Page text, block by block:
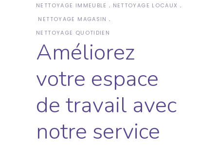
NETTOYAGE IMMEUBLE
NETTOYAGE LOCAUX
NETTOYAGE MAGASIN
NETTOYAGE QUOTIDIEN
Améliorez
votre espace
de travail avec
notre service